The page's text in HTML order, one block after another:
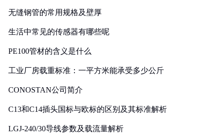
无缝钢管的常用规格及壁厚
生活中常见的传感器有哪些呢
PE100管材的含义是什么
工业厂房载重标准：一平方米能承受多少公斤
CONOSTAN公司简介
C13和C14插头国标与欧标的区别及其标准解析
LGJ-240/30导线参数及载流量解析